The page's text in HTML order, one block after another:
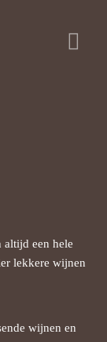
altijd een hele
lekkere wijnen
wijnen en